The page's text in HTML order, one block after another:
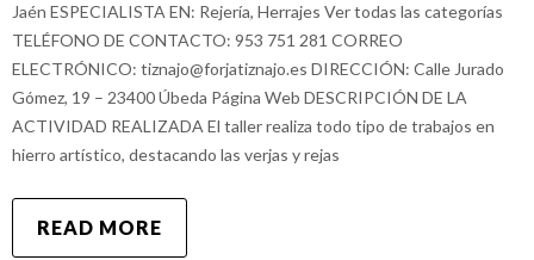
Jaén ESPECIALISTA EN: Rejería, Herrajes Ver todas las categorías
TELÉFONO DE CONTACTO: 953 751 281 CORREO
ELECTRÓNICO: tiznajo@forjatiznajo.es DIRECCIÓN: Calle Jurado
Gómez, 19 – 23400 Úbeda Página Web DESCRIPCIÓN DE LA
ACTIVIDAD REALIZADA El taller realiza todo tipo de trabajos en
hierro artístico, destacando las verjas y rejas
READ MORE